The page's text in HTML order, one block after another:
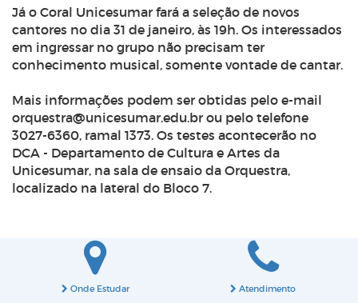
Já o Coral Unicesumar fará a seleção de novos
cantores no dia 31 de janeiro, às 19h. Os interessados
em ingressar no grupo não precisam ter
conhecimento musical, somente vontade de cantar.
Mais informações podem ser obtidas pelo e-mail
orquestra@unicesumar.edu.brou pelo telefone
3027-6360, ramal 1373. Os testes acontecerão no
DCA - Departamento de Cultura e Artes da
Unicesumar, na sala de ensaio da Orquestra,
localizado na lateral do Bloco 7.
Onde Estudar Atendimento